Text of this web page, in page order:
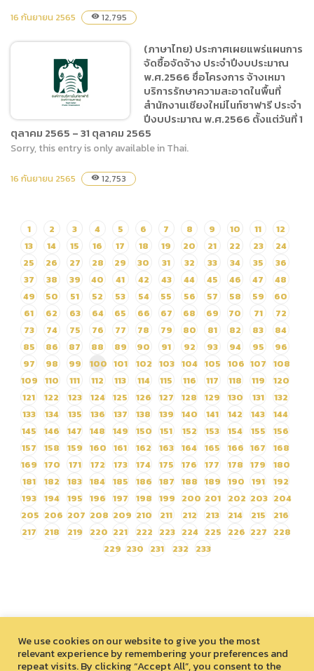
(ภาษาไทย) ประกาศเผยแพร่
แผนการจัดซื้อจัดจ้าง ประจำ
ปีงบประมาณ พ.ศ.2566 ชื่อ
โครงการ จ้างเหมาบริการ
รักษาความปลอดภัยในพื้นที่
สำนักงานเชียงใหม่ไนท์ซาฟารี
ประจำปีงบประมาณ
พ.ศ.2566 ตั้งแต่วันที่ 1
ตุลาคม 2565 – 31 ตุลาคม
2565
16 กันยายน 2565 visibility 12,795
(ภาษาไทย) ประกาศเผยแพร่
แผนการจัดซื้อจัดจ้าง ประจำ
รักษาความสะอาดในพื้นที่
สำนักงานเชียงใหม่ไนท์ซาฟารี
ประจำปีงบประมาณ
พ.ศ.2566 ตั้งแต่วันที่ 1
ตุลาคม 2565 – 31 ตุลาคม
2565
(ภาษาไทย) ประกาศเผยแพร่แผนการ
จัดซื้อจัดจ้าง ประจำปีงบประมาณ
พ.ศ.2566 ชื่อโครงการ จ้างเหมา
บริการรักษาความสะอาดในพื้นที่
สำนักงานเชียงใหม่ไนท์ซาฟารี ประจำ
ปีงบประมาณ พ.ศ.2566 ตั้งแต่วันที่ 1
ตุลาคม 2565 – 31 ตุลาคม 2565
Sorry, this entry is only available in Thai.
16 กันยายน 2565 visibility 12,753
1 2 3 4 5 6 7 8 9 10 11
12
13
14 15 16 17 18 19 20 21 22 23
24
25
26 27 28 29 30 31 32 33 34 35
36
37
38 39 40 41 42 43 44 45 46 47
48
49
50 51 52 53 54 55 56 57 58 59
60
61
62 63 64 65 66 67 68 69 70 71
72
73
74 75 76 77 78 79 80 81 82 83
84
85
86 87 88 89 90 91 92 93 94 95
96
97
98 99 100 101 102 103 104 105 106 107 108
109 110 111 112 113 114 115 116 117 118 119
120
121
122 123 124 125 126 127 128 129 130 131
132
133
134 135 136 137 138 139 140 141 142 143
144
145
146 147 148 149 150 151 152 153 154 155
156
157
158 159 160 161 162 163 164 165 166 167
168
169 170 171 172 173 174 175 176 177 178 179
180
181
182 183 184 185 186 187 188 189 190 191
192
193 194 195 196 197 198 199 200 201 202 203 204
205 206 207 208 209 210 211 212 213 214 215
216
217
218 219 220 221 222 223 224 225 226 227 228
229 230 231 232 233
We use cookies on our website to give you the most
relevant experience by remembering your preferences and
repeat visits. By clicking “Accept All”, you consent to the